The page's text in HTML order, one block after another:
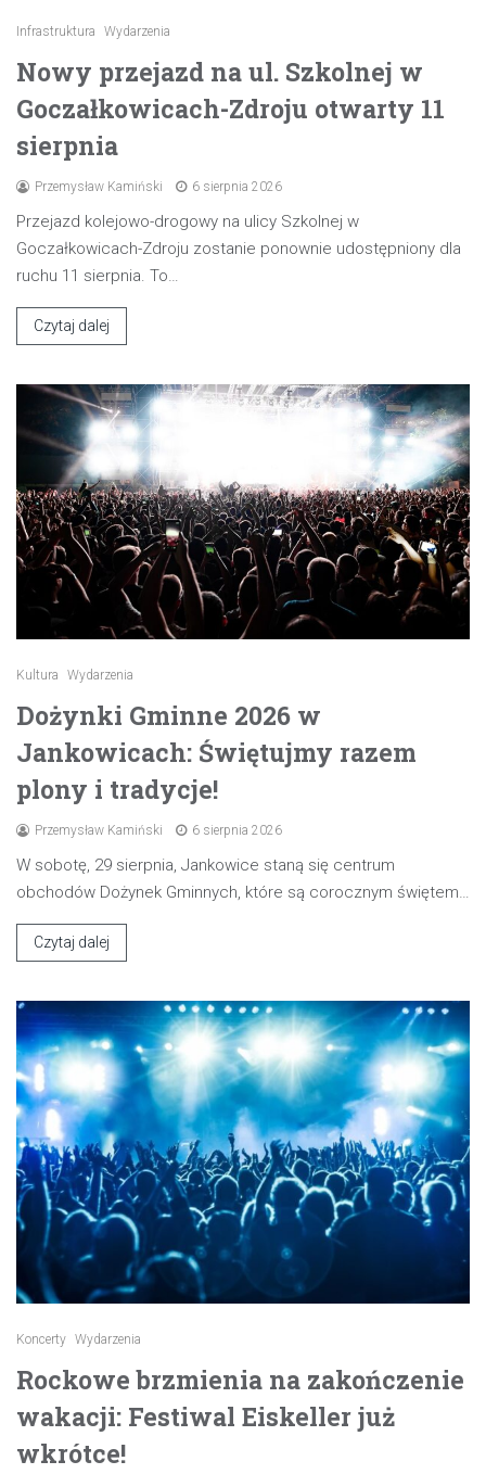
Infrastruktura Wydarzenia
Nowy przejazd na ul. Szkolnej w
Goczałkowicach-Zdroju otwarty 11
sierpnia
Przemysław Kamiński 6 sierpnia 2026
Przejazd kolejowo-drogowy na ulicy Szkolnej w
Goczałkowicach-Zdroju zostanie ponownie udostępniony dla
ruchu 11 sierpnia. To…
Czytaj dalej
Kultura Wydarzenia
Dożynki Gminne 2026 w
Jankowicach: Świętujmy razem
plony i tradycje!
Przemysław Kamiński 6 sierpnia 2026
W sobotę, 29 sierpnia, Jankowice staną się centrum
obchodów Dożynek Gminnych, które są corocznym świętem…
Czytaj dalej
Koncerty Wydarzenia
Rockowe brzmienia na zakończenie
wakacji: Festiwal Eiskeller już
wkrótce!